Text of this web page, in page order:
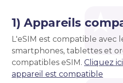
1) Appareils
L'eSIM est compatible avec
smartphones, tablettes et
compatibles eSIM. Cliquez
appareil est compatible